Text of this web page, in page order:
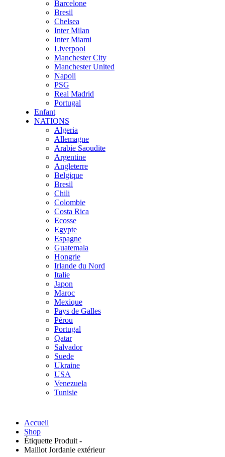
Barcelone
Bresil
Chelsea
Inter Milan
Inter Miami
Liverpool
Manchester City
Manchester United
Napoli
PSG
Real Madrid
Portugal
Enfant
NATIONS
Algeria
Allemagne
Arabie Saoudite
Argentine
Angleterre
Belgique
Bresil
Chili
Colombie
Costa Rica
Ecosse
Egypte
Espagne
Guatemala
Hongrie
Irlande du Nord
Italie
Japon
Maroc
Mexique
Pays de Galles
Pérou
Portugal
Qatar
Salvador
Suede
Ukraine
USA
Venezuela
Tunisie
Accueil
Shop
Étiquette Produit -
Maillot Jordanie extérieur